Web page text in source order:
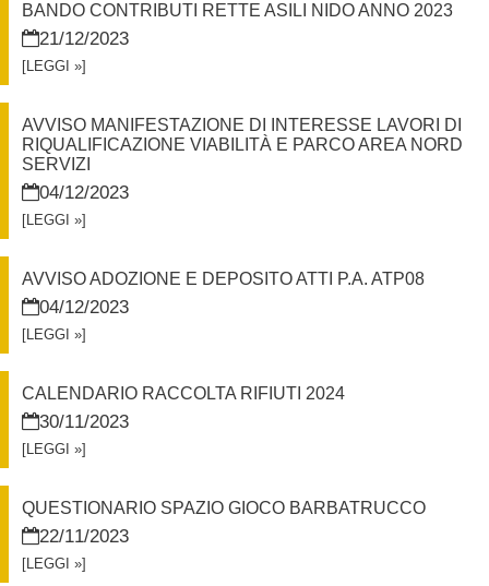
BANDO CONTRIBUTI RETTE ASILI NIDO ANNO 2023
21/12/2023
[LEGGI »]
AVVISO MANIFESTAZIONE DI INTERESSE LAVORI DI
RIQUALIFICAZIONE VIABILITÀ E PARCO AREA NORD
SERVIZI
04/12/2023
[LEGGI »]
AVVISO ADOZIONE E DEPOSITO ATTI P.A. ATP08
04/12/2023
[LEGGI »]
CALENDARIO RACCOLTA RIFIUTI 2024
30/11/2023
[LEGGI »]
QUESTIONARIO SPAZIO GIOCO BARBATRUCCO
22/11/2023
[LEGGI »]